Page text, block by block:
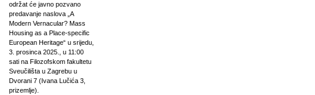
održat će javno pozvano
predavanje naslova „A
Modern Vernacular? Mass
Housing as a Place-specific
European Heritage“ u srijedu,
3. prosinca 2025., u 11:00
sati na Filozofskom fakultetu
Sveučilišta u Zagrebu u
Dvorani 7 (Ivana Lučića 3,
prizemlje).